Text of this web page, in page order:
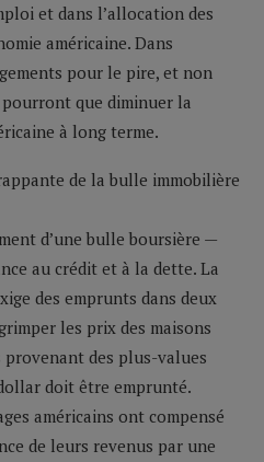
et dans l’allocation des
américaine. Dans
pour le pire, et non
que diminuer la
à long terme.
de la bulle immobilière
d’une bulle boursière —
au crédit et à la dette. La
des emprunts dans deux
les prix des maisons
des plus-values
doit être emprunté.
américains ont compensé
de leurs revenus par une